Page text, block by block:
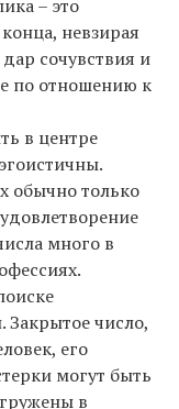
– это
невзирая
сочувствия и
по отношению к
в центре
обычно только
много в
Закрытое число,
его
могут быть
в